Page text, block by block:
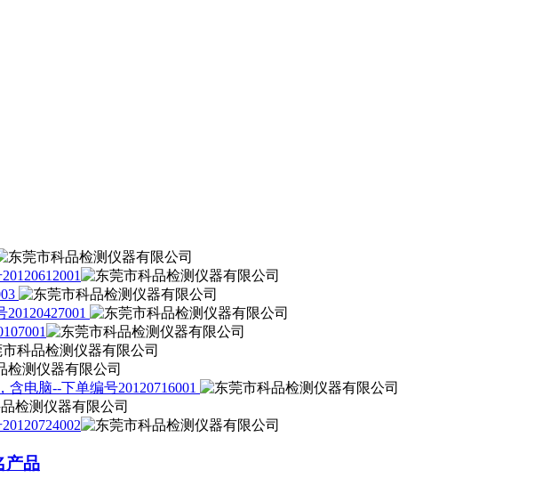
电脑--下单编号20120716001
产品